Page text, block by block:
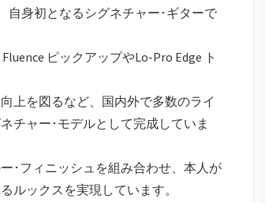
自身初となるシグネチャー･ギターで
ピックアップやLo-Pro Edge ト
上を図るなど、国内外で多数のライ
チャー･モデルとして完成していま
･フィニッシュを組み合わせ、本人が
ルックスを実現しています。